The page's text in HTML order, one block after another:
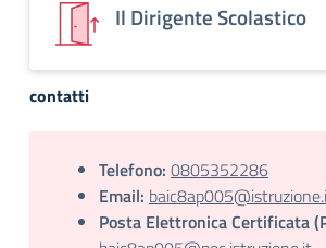
Il Dirigente Scolastico
contatti
Telefono: 0805352286
Email:
Posta Elettronica Certificata